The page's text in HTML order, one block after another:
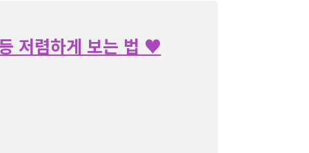
저렴하게 보는 법 ♥